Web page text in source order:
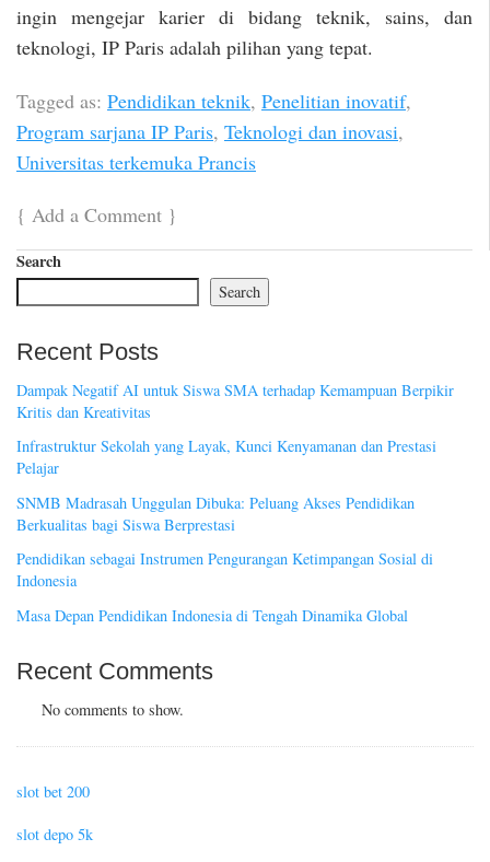
ingin mengejar karier di bidang teknik, sains, dan
teknologi, IP Paris adalah pilihan yang tepat.
Tagged as: Pendidikan teknik, Penelitian inovatif,
Program sarjana IP Paris, Teknologi dan inovasi,
Universitas terkemuka Prancis
{ Add a Comment }
Search
Search
Recent Posts
Dampak Negatif AI untuk Siswa SMA terhadap Kemampuan Berpikir
Kritis dan Kreativitas
Infrastruktur Sekolah yang Layak, Kunci Kenyamanan dan Prestasi
Pelajar
SNMB Madrasah Unggulan Dibuka: Peluang Akses Pendidikan
Berkualitas bagi Siswa Berprestasi
Pendidikan sebagai Instrumen Pengurangan Ketimpangan Sosial di
Indonesia
Masa Depan Pendidikan Indonesia di Tengah Dinamika Global
Recent Comments
No comments to show.
slot bet 200
slot depo 5k